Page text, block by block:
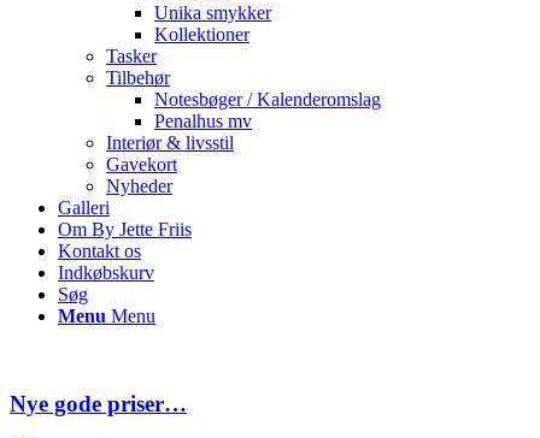
Unika smykker
Kollektioner
Tasker
Tilbehør
Notesbøger / Kalenderomslag
Penalhus mv
Interiør & livsstil
Gavekort
Nyheder
Galleri
Om By Jette Friis
Kontakt os
Indkøbskurv
Søg
Menu Menu
Nye gode priser…